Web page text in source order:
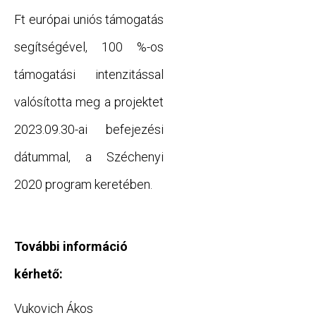
Ft európai uniós támogatás
segítségével, 100 %-os
támogatási intenzitással
valósította meg a projektet
2023.09.30-ai befejezési
dátummal, a Széchenyi
2020 program keretében.
További információ
kérhető:
Vukovich Ákos